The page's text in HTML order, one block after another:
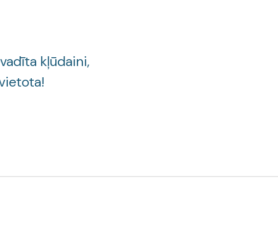
kļūdaini,